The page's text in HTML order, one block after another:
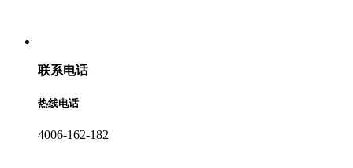
联系电话
热线电话
4006-162-182